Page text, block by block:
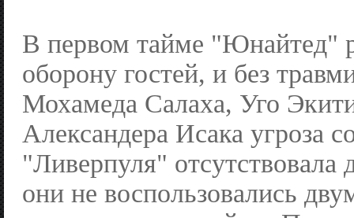
В первом тайме "Юнайтед"
оборону гостей, и без
Мохамеда Салаха, Уго
Александера Исака угроза
"Ливерпуля" отсутствовала
они не воспользовались